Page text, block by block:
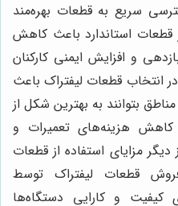
سریع به قطعات بهره‌مند
قطعات استاندارد باعث کاهش
و افزایش ایمنی کارکنان
انتخاب قطعات لیفتراک باعث
بتوانند به بهترین شکل از
کاهش هزینه‌های تعمیرات و
مزایای استفاده از قطعات
قطعات لیفتراک توسط
کیفیت و کارایی دستگاه‌ها